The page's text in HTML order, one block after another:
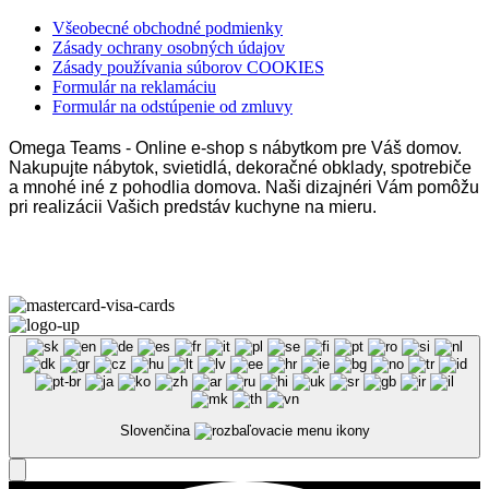
Všeobecné obchodné podmienky
Zásady ochrany osobných údajov
Zásady používania súborov COOKIES
Formulár na reklamáciu
Formulár na odstúpenie od zmluvy
Omega Teams - Online e-shop s nábytkom pre Váš domov.
Nakupujte nábytok, svietidlá, dekoračné obklady, spotrebiče
a mnohé iné z pohodlia domova. Naši dizajnéri Vám pomôžu
pri realizácii Vašich predstáv kuchyne na mieru.
Slovenčina